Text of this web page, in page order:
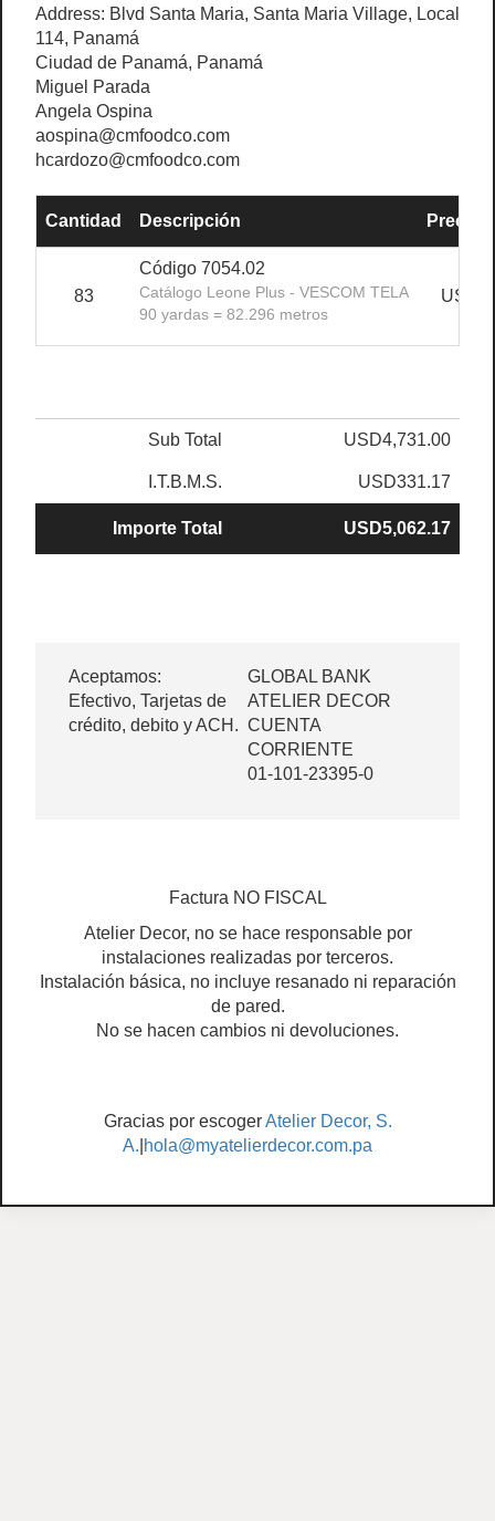
Address: Blvd Santa Maria, Santa Maria Village, Local
114, Panamá
Ciudad de Panamá, Panamá
Miguel Parada
Angela Ospina
aospina@cmfoodco.com
hcardozo@cmfoodco.com
Cantidad Descripción Precio
83
Código 7054.02
Catálogo Leone Plus - VESCOM TELA
90 yardas = 82.296 metros
Sub Total USD4,731.00
I.T.B.M.S. USD331.17
Importe Total USD5,062.17
Aceptamos:
Efectivo, Tarjetas de
crédito, debito y ACH.
GLOBAL BANK
ATELIER DECOR
CUENTA
CORRIENTE
01-101-23395-0
Factura NO FISCAL
Atelier Decor, no se hace responsable por
instalaciones realizadas por terceros.
Instalación básica, no incluye resanado ni reparación
de pared.
No se hacen cambios ni devoluciones.
Gracias por escogerAtelier Decor, S.
A. hola@myatelierdecor.com.pa